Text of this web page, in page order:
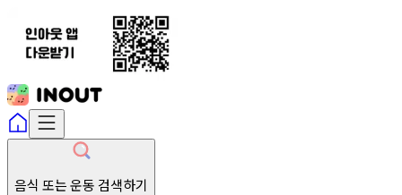
음식 또는 운동 검색하기